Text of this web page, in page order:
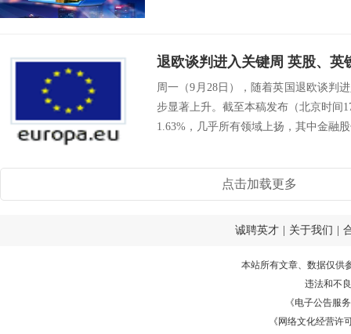
周一（9月28日），随着英国退欧谈判
步显著上升。截至本稿发布（北京时间
1.63%，几乎所有领域上扬，其中金融
点击加载更多
诚聘英才 关于我们
本站所有文章、数据仅供
违法和不
《电子公告服务
《网络文化经营许